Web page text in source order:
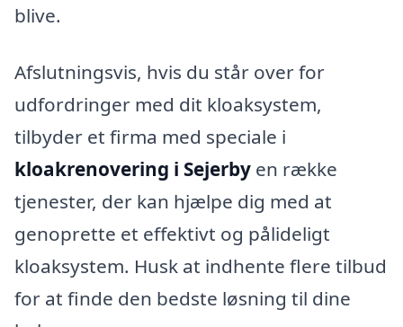
blive.
Afslutningsvis, hvis du står over for
udfordringer med dit kloaksystem,
tilbyder et firma med speciale i
kloakrenovering i Sejerby en række
tjenester, der kan hjælpe dig med at
genoprette et effektivt og pålideligt
kloaksystem. Husk at indhente flere tilbud
for at finde den bedste løsning til dine